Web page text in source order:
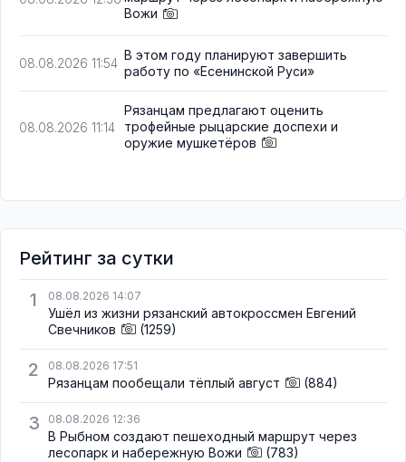
Вожи
08.08.2026 11:54
В этом году планируют завершить
работу по «Есенинской Руси»
08.08.2026 11:14
Рязанцам предлагают оценить
трофейные рыцарские доспехи и
оружие мушкетёров
Рейтинг за сутки
1
08.08.2026 14:07
Ушёл из жизни рязанский автокроссмен Евгений
Свечников
(1259)
2 08.08.2026 17:51
Рязанцам пообещали тёплый август (884)
3 08.08.2026 12:36
В Рыбном создают пешеходный маршрут через
лесопарк и набережную Вожи
(783)